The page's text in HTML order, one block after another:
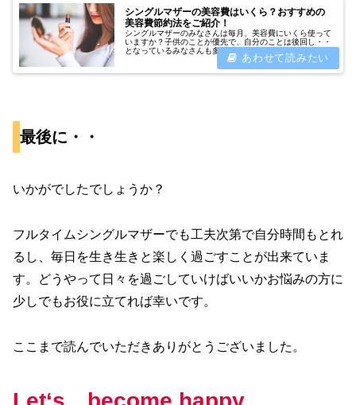
シングルマザーの美容費はいくら？おすすめの
美容費節約法をご紹介！
シングルマザーのみなさんは毎月、美容費にいくら使って
いますか？子供のことが優先で、自分のことは後回し・・
となっているみなさんも多いのではないでしょうか？忙し
くて美容に使っている時間もお金もない！という皆さん。
久々に鏡でよくよく自分の顔を見て...
最後に・・
いかがでしたでしょうか？
フルタイムシングルマザーでも工夫次第で自分時間もとれ
るし、毎日を生き生きと楽しく過ごすことが出来ていま
す。どうやって日々を過ごしていけばいいかお悩みの方に
少しでもお役に立てれば幸いです。
ここまで読んでいただきありがとうございました。